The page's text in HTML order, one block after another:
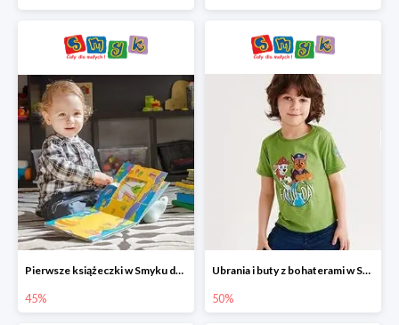
Pierwsze książeczki w Smyku do -45%
45%
Ubrania i buty z bohaterami w Smyku do -50%
50%